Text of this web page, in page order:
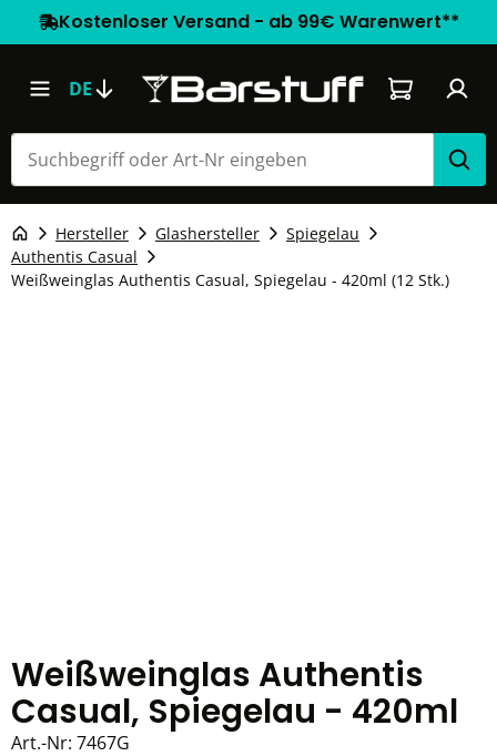
Kostenloser Versand - ab 99€ Warenwert**
DE Warenkorb
Hersteller Glashersteller
Spiegelau
Authentis Casual
Weißweinglas Authentis Casual, Spiegelau - 420ml (12 Stk.)
Weißweinglas Authentis
Casual, Spiegelau - 420ml
Art.-Nr: 7467G